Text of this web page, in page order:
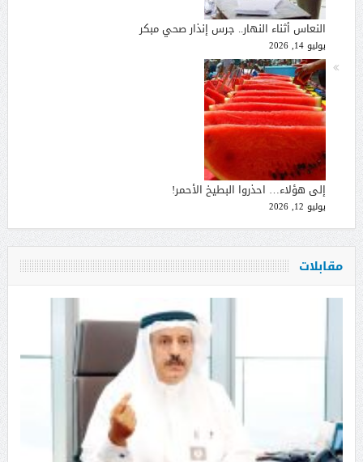
النعاس أثناء النهار.. جرس إنذار صحي مبكر
يوليو 14, 2026
إلى هؤلاء… احذروا البطيخ الأحمر!
يوليو 12, 2026
مقابلات